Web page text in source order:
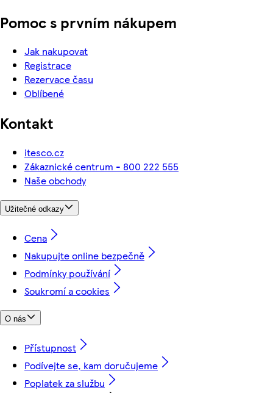
Pomoc s prvním nákupem
Jak nakupovat
Registrace
Rezervace času
Oblíbené
Kontakt
itesco.cz
Zákaznické centrum - 800 222 555
Naše obchody
Užitečné odkazy
Cena
Nakupujte online bezpečně
Podmínky používání
Soukromí a cookies
O nás
Přístupnost
Podívejte se, kam doručujeme
Poplatek za službu